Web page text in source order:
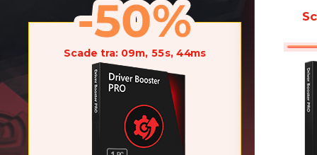
Scade tra: 09m, 55s, 01ms